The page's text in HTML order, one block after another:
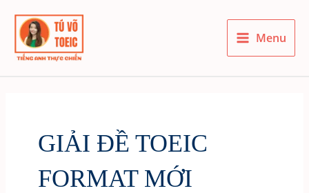
content
Main
Menu
GIẢI ĐỀ TOEIC
FORMAT MỚI